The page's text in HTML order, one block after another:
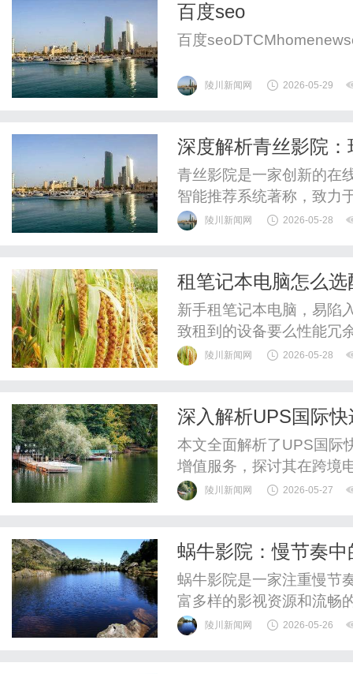
验不到冰城真正的特色，
百度seo
百度
陵川新闻网 2026-05-29
深度解析青丝影院
青丝影院是一家创新的在
智能推荐系统著称，致力
陵川新闻网 2026-05-28
租笔记本电脑怎么
新手租笔记本电脑，易陷
致租到的设备要么性能冗
择的核心是贴合使用场景
陵川新闻网 2026-05-28
深入解析UPS国际
本文全面解析了UPS国际
增值服务，探讨其在跨境
陵川新闻网 2026-05-27
蜗牛影院：慢节奏
蜗牛影院是一家注重慢节
富多样的影视资源和流畅
陵川新闻网 2026-05-26